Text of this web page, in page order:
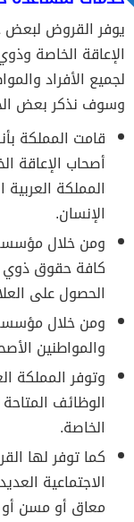
يوفر القروض لبعض
الإعاقة الخاصة
لجميع الأفراد
وسوف نذكر بعض
قامت المملكة
أصحاب الإعاقة
المملكة
الإنسان.
ومن خلال
كافة حقوق ذوي
الحصول على
ومن خلال مؤسسة
والمواطنين
وتوفر المملكة
الوظائف
الخاصة.
كما توفر لها
الاجتماعية
معاق أو مسن أو